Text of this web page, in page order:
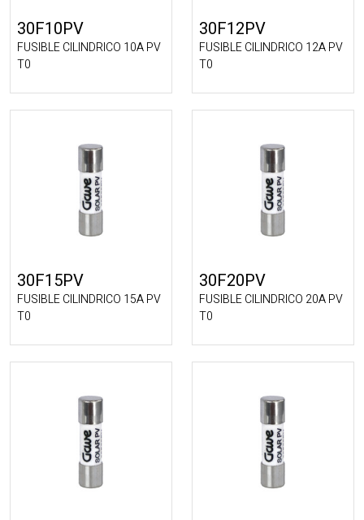
30F10PV
FUSIBLE CILINDRICO 10A PV
T0
30F12PV
FUSIBLE CILINDRICO 12A PV
T0
30F15PV
FUSIBLE CILINDRICO 15A PV
T0
30F20PV
FUSIBLE CILINDRICO 20A PV
T0